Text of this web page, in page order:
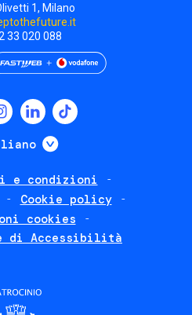
1, Milano
33 020 088
Mostra ulteriori
e condizioni
Cookie policy
cookies
di Accessibilità